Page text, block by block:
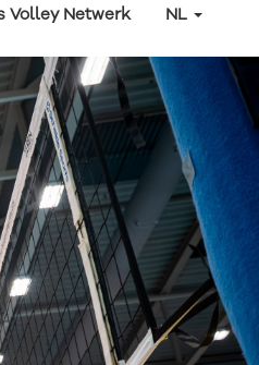
Volley Netwerk NL